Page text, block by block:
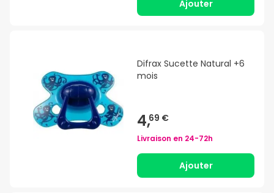
Ajouter
Difrax Sucette Natural +6
mois
4,69 €
Livraison en 24-72h
Ajouter